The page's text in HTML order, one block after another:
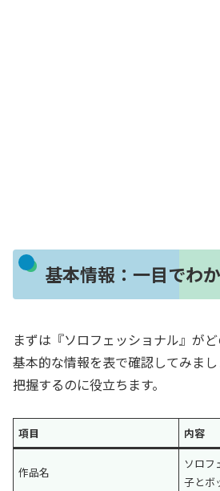
基本情報：一目でわ
まずは『ソロフェッショナル』がど
基本的な情報を表で確認してみま
把握するのに役立ちます。
項目 内容
作品名
ソロフ
子とボ